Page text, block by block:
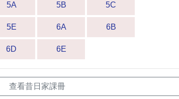
5A 5B 5C
5E 6A 6B
6D 6E
查看昔日家課冊